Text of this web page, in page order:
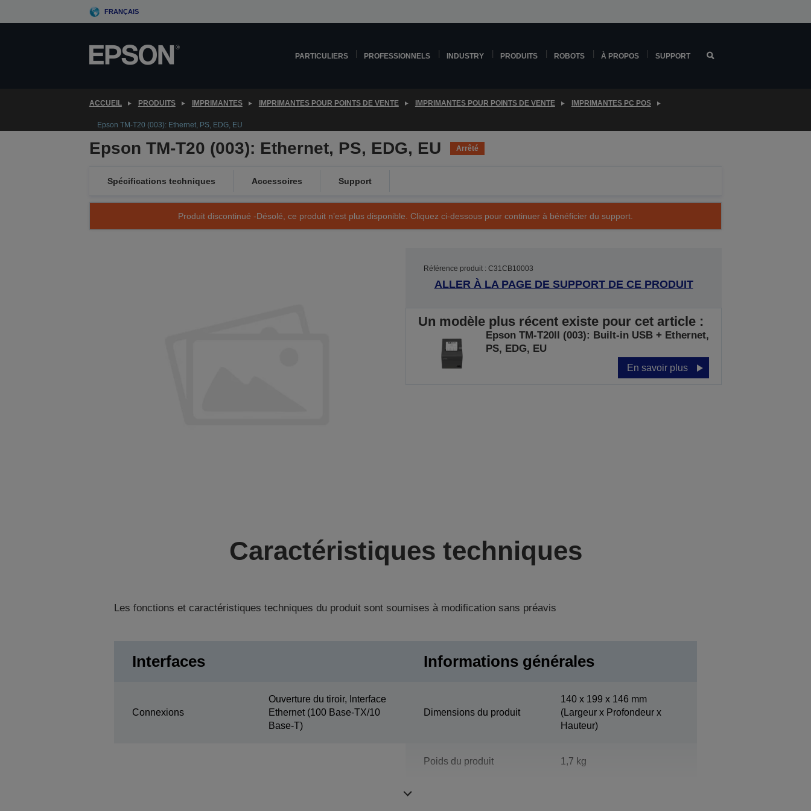
to
FRANÇAIS
PARTICULIERS PROFESSIONNELS INDUSTRY PRODUITS ROBOTS À PROPOS SUPPORT
ACCUEIL PRODUITS IMPRIMANTES IMPRIMANTES POUR POINTS DE VENTE IMPRIMANTES POUR POINTS DE VENTE IMPRIMANTES PC POS
Epson TM-T20 (003): Ethernet, PS, EDG, EU
Epson TM-T20 (003): Ethernet, PS, EDG, EU Arrêté
Spécifications techniques Accessoires Support
Produit discontinué -Désolé, ce produit n’est plus disponible. Cliquez ci-dessous pour continuer à bénéficier du support.
Référence produit : C31CB10003
ALLER À LA PAGE DE SUPPORT DE CE PRODUIT
Un modèle plus récent existe pour cet article :
Epson TM-T20II (003): Built-in USB + Ethernet,
PS, EDG, EU
En savoir plus
Caractéristiques techniques
Les fonctions et caractéristiques techniques du produit sont soumises à modification sans préavis
Interfaces
Connexions
Ouverture du tiroir, Interface
Ethernet (100 Base-TX/10
Base-T)
Informations générales
Dimensions du produit
140‎ x 199 x 146 mm
(Largeur x Profondeur x
Hauteur)
Poids du produit 1,7 kg